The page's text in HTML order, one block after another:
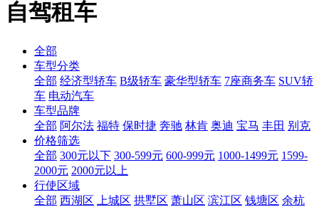
自驾租车
全部
车型分类
全部 经济型轿车 B级轿车 豪华型轿车 7座商务车 SUV轿
车 电动汽车
车型品牌
全部 阿尔法 福特 保时捷 奔驰 林肯 奥迪 宝马 丰田 别克
价格筛选
全部 300元以下 300-599元 600-999元 1000-1499元 1599-
2000元 2000元以上
行使区域
全部 西湖区 上城区 拱墅区 萧山区 滨江区 钱塘区 余杭